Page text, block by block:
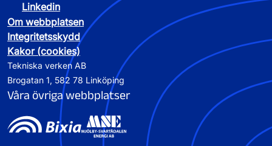
Linkedin
Om webbplatsen
Integritetsskydd
Kakor (cookies)
Tekniska verken AB
Brogatan 1, 582 78 Linköping
Våra övriga webbplatser